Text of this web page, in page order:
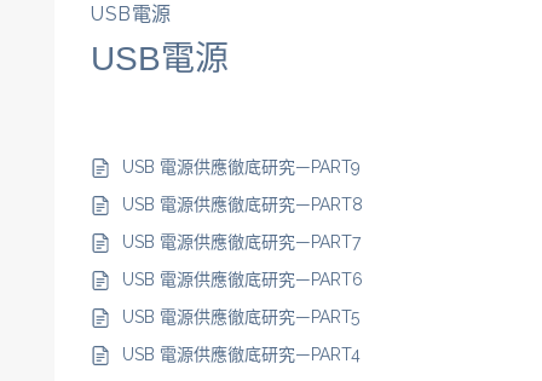
USB電源
USB電源
USB 電源供應徹底研究—PART9
USB 電源供應徹底研究—PART8
USB 電源供應徹底研究—PART7
USB 電源供應徹底研究—PART6
USB 電源供應徹底研究—PART5
USB 電源供應徹底研究—PART4